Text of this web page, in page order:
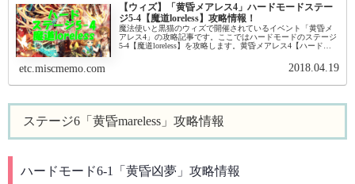
【ウィズ】「黄昏メアレス4」ハードモードステー
ジ5-4【魔道loreless】攻略情報！
魔法使いと黒猫のウィズで開催されているイベント「黄昏メ
アレス4」の攻略記事です。ここではハードモードのステージ
5-4【魔道loreless】を攻略します。黄昏メアレス4【ハード】
etc.miscmemo.com 2018.04.19
ステージ6「黄昏mareless」攻略情報
ハードモード6-1「黄昏凶夢」攻略情報